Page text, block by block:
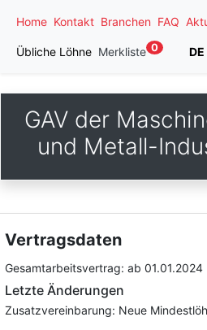
Home Kontakt Branchen FAQ
Übliche Löhne Merkliste 0 DE
GAV der
und Metall-
Vertragsdaten
Gesamtarbeitsvertrag: ab 01.01.2024
Letzte Änderungen
Zusatzvereinbarung: Neue